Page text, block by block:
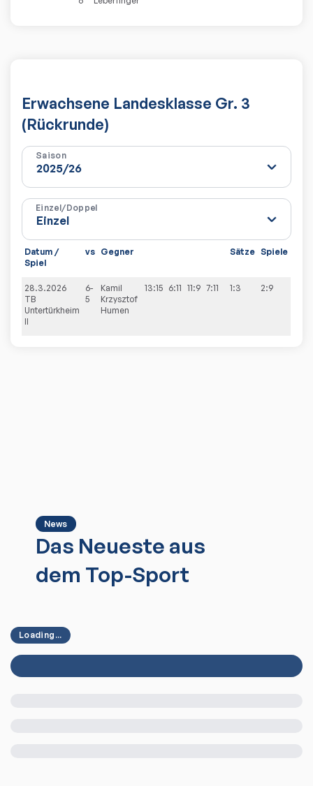
Erwachsene Landesklasse Gr. 3
(Rückrunde)
Saison
Einzel/Doppel
Datum /
Spiel
vs Gegner Sätze Spiele
28.3.2026
TB
Untertürkheim
II
6-
5
Kamil
Krzysztof
Humen
13:15 6:11 11:9 7:11 1:3 2:9
News
Das Neueste aus
dem Top-Sport
Loading...